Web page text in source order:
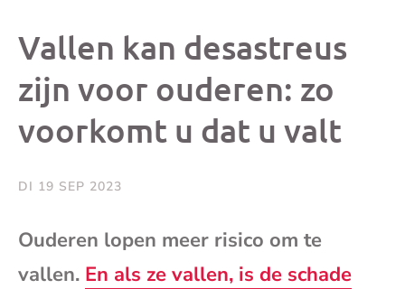
op op op
Vallen kan desastreus
zijn voor ouderen: zo
voorkomt u dat u valt
DI 19 SEP 2023
Ouderen lopen meer risico om te
vallen. En als ze vallen, is de schade